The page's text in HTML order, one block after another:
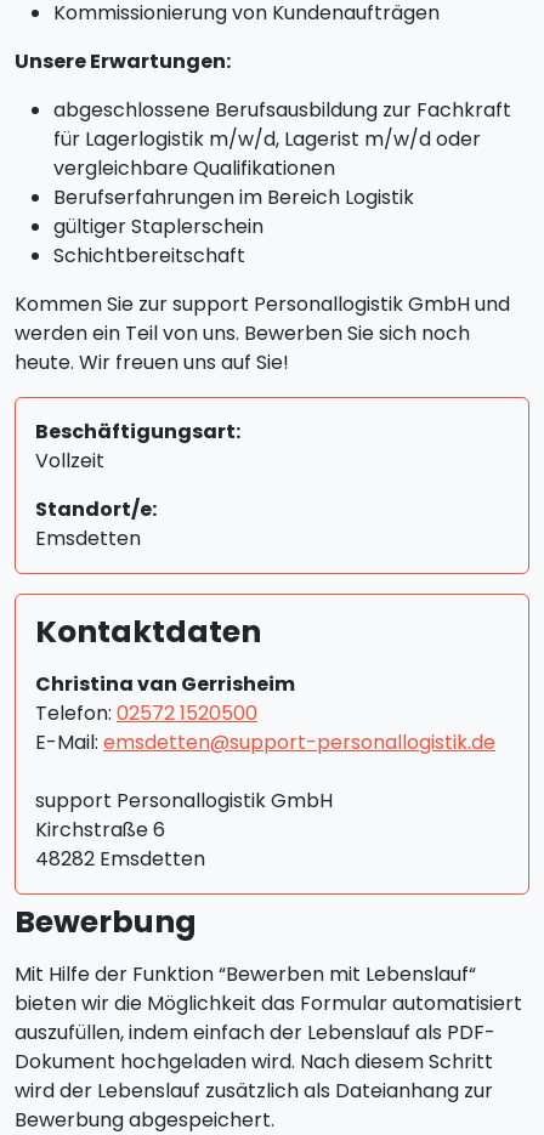
Kommissionierung von Kundenaufträgen
Unsere Erwartungen:
abgeschlossene Berufsausbildung zur Fachkraft
für Lagerlogistik m/w/d, Lagerist m/w/d oder
vergleichbare Qualifikationen
Berufserfahrungen im Bereich Logistik
gültiger Staplerschein
Schichtbereitschaft
Kommen Sie zur support Personallogistik GmbH und
werden ein Teil von uns. Bewerben Sie sich noch
heute. Wir freuen uns auf Sie!
Beschäftigungsart:
Vollzeit
Standort/e:
Emsdetten
Kontaktdaten
Christina van Gerrisheim
Telefon: 02572 1520500
E-Mail: emsdetten@support-personallogistik.de
support Personallogistik GmbH
Kirchstraße 6
48282 Emsdetten
Bewerbung
Mit Hilfe der Funktion “Bewerben mit Lebenslauf“
bieten wir die Möglichkeit das Formular automatisiert
auszufüllen, indem einfach der Lebenslauf als PDF-
Dokument hochgeladen wird. Nach diesem Schritt
wird der Lebenslauf zusätzlich als Dateianhang zur
Bewerbung abgespeichert.